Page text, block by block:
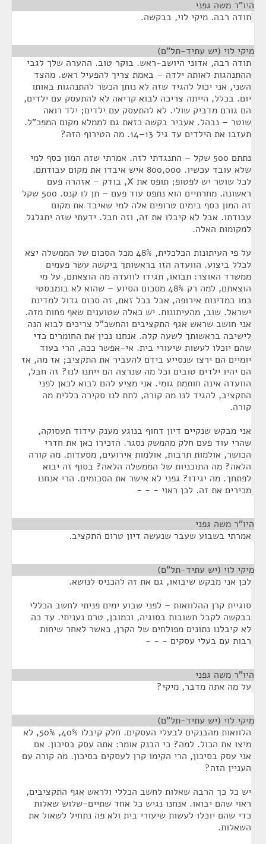
היו"ר משה גפני
תודה רבה. מיקי לוי, בבקשה.
מיקי לוי (יש עתיד-תל"ם)
תודה רבה, אדוני היושב-ראש. בוקר טוב. ההערה שלך לגבי
ההתנהגות לאותה ילדה – באמת צריך להפעיל ראש. מהצד
השני, אני יכול להגיד שזה לא נותן הכשר להתנהגות באותו
יום. בכלל, הייתה צריכה לבוא קריאה לא להתעסק עם ילדים,
הם גורם מדביק שולי. לא להתעסק עם ילדים; ילד רואה
שוטר – נבהל. אעביר בקשה כזאת גם לממלא מקום המפכ"ל.
תעזבו את הילדים עד גיל 13–14. מה הטירוף הזה?
נתתם 500 שקל – התנגדתי לזה. אמרתי שזה המון כסף למי
שלא עובד עכשיו. 800,000 איש איבדו את מקום עבודתם.
לכל שוטר יש לפטופ; תופס את X, בודק – אזהרה פעם
ראשונה. מחרתיים הוא נתפס עוד פעם – תן לו קנס. 500 שקל
זה המון כסף בימים טרופים אלה למי שאיבד את מקום
עבודתו. אבל לא קיבלו את זה, וזה חבל. ידעתי שזה יתגלגל
למקומות האלה.
על פי העיתונות הכלכלית, 48% מכל הסכום של הממשלה יצא
לכלל ביצוע. הוועדה הזו בראשותך ביקשה עשר פעמים
ממשרד האוצר: תבואו, תגידו לוועדה מה הוצאתם, על מי
הוצאתם, למה רק 48% מסכום הסיוע – שהוא לא בומבסטי
כמו במדינות אירופה, אבל בכל זאת, זה סכום גדול למדינת
ישראל. שוב, מהעיתונות. יש כאלה שטוענים שאף פחות מזה.
אני חושב שראש אגף התקציבים והחשכ"ל צריכים לבוא הנה
לישיבה בראשותך לשעה קלה. אנחנו נכין את החומרים כדי
שהם יוכלו לעשות שיעורי בית. אי-אפשר ככה, הרי בעוד
יומיים הם ירצו שנסייע בידם להעביר את התקציב; אז מה, אז
הם יהיו ילדים טובים וכל מה שנרצה הם ייתנו לנו? זה חבל,
הוועדה אינה חותמת גומי. אני מציע להם לבוא לכאן לפני
התקציב, להגיד לנו מה קורה, לתת לנו סקירה כללית מה
קורה.
אני מבקש שנקיים דיון דחוף בנוגע מענק עידוד תעסוקה,
שהרי עוד פעם חלק מהמשק נסגר. הזכירו כאן את חדרי
הכושר, אולמות תרבות, אולמות אירועים, מסעדות. מה קורה
הלאה? מה התוכניות של הממשלה הלאה? בסוף זה יבוא
לפתחך. מה יגידו? גפני לא אישר את הסכומים. הרי אנחנו
מכירים את זה. לכן ראוי - - -
היו"ר משה גפני
אמרתי בשבוע שעבר שנעשה דיון טרום התקציב.
מיקי לוי (יש עתיד-תל"ם)
לכן אני מבקש שיבואו, גם את זה להכניס לנושא.
סוגיית קרן ההלוואות – לפני שבוע ימים פניתי לחשב הכללי
בבקשה לקבל תשובות בסוגיה, וכמובן, טרם נעניתי. עד כה
לא קיבלנו נתונים מפולחים של הקרן, כאשר לאחר שיחות
רבות עם בעלי עסקים - - -
היו"ר משה גפני
על מה אתה מדבר, מיקי?
מיקי לוי (יש עתיד-תל"ם)
הלוואות מהבנקים לבעלי העסקים. חלק קיבלו 40%, 50%, לא
מיצו את הכול. למה? כי הבנק אומר: אתה עסק בסיכון. אם
אני עסק בסיכון, הרי הקימו קרן לעסקים בסיכון. מה קורה עם
העניין הזה?
יש כל כך הרבה שאלות לחשב הכללי ולראש אגף התקציבים,
ראוי שהם יבואו. אנחנו נגיש כל אחד שתיים-שלוש שאלות
כדי שהם יוכלו לעשות שיעורי בית ולא פה נתחיל לשאול את
השאלות.